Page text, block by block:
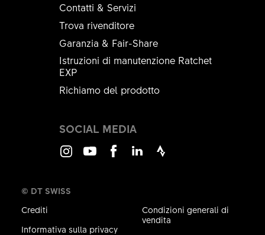
Contatti & Servizi
Trova rivenditore
Garanzia & Fair-Share
Istruzioni di manutenzione Ratchet
EXP
Richiamo del prodotto
SOCIAL MEDIA
© DT SWISS
Crediti
Informativa sulla privacy
Condizioni generali di
vendita